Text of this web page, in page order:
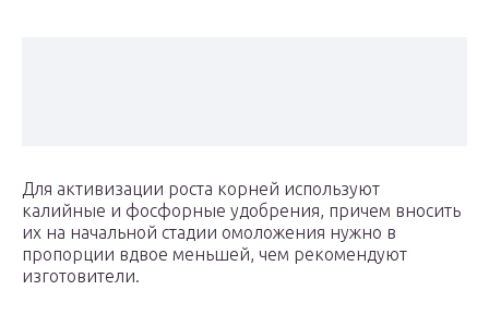
Для активизации роста корней используют
калийные и фосфорные удобрения, причем вносить
их на начальной стадии омоложения нужно в
пропорции вдвое меньшей, чем рекомендуют
изготовители.